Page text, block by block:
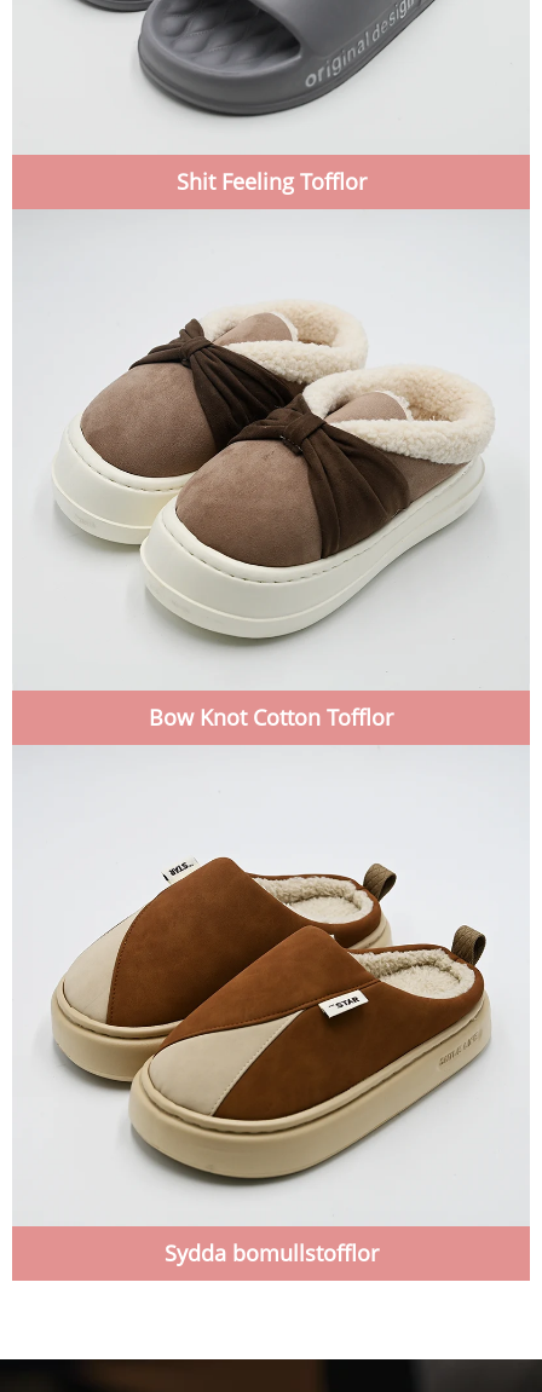
Shit Feeling Tofflor
Bow Knot Cotton Tofflor
Sydda bomullstofflor